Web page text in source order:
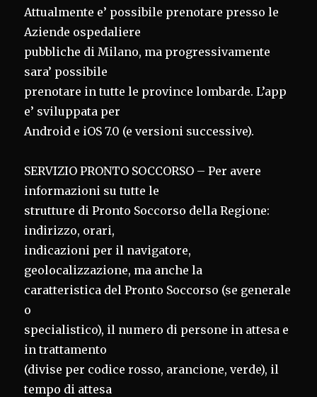
Attualmente e’ possibile prenotare presso le
Aziende ospedaliere
pubbliche di Milano, ma progressivamente
sara’ possibile
prenotare in tutte le province lombarde. L’app
e’ sviluppata per
Android e iOS 7.0 (e versioni successive).
SERVIZIO PRONTO SOCCORSO – Per avere
informazioni su tutte le
strutture di Pronto Soccorso della Regione:
indirizzo, orari,
indicazioni per il navigatore,
geolocalizzazione, ma anche la
caratteristica del Pronto Soccorso (se generale
o
specialistico), il numero di persone in attesa e
in trattamento
(divise per codice rosso, arancione, verde), il
tempo di attesa